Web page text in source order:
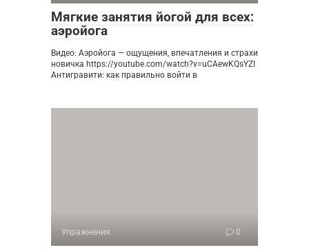
Мягкие занятия йогой для всех:
аэройога
Видео: Аэройога — ощущения, впечатления и страхи
новичка https://youtube.com/watch?v=uCAewKQsYZI
Антигравити: как правильно войти в
Упражнения 0